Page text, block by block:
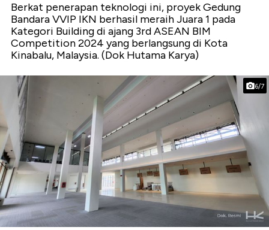
Berkat penerapan teknologi ini, proyek Gedung
Bandara VVIP IKN berhasil meraih Juara 1 pada
Kategori Building di ajang 3rd ASEAN BIM
Competition 2024 yang berlangsung di Kota
Kinabalu, Malaysia. (Dok Hutama Karya)
6/7